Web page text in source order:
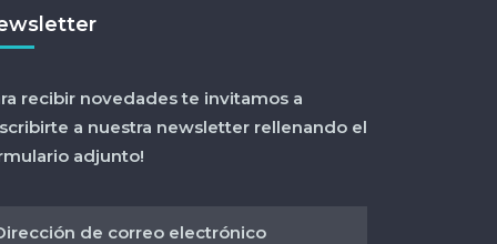
recibir novedades te invitamos a
a nuestra newsletter rellenando el
adjunto!